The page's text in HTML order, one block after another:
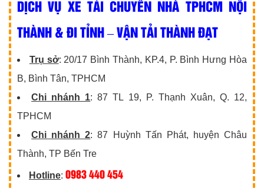
DỊCH VỤ XE TẢI CHUYỂN NHÀ TPHCM NỘI
THÀNH & ĐI TỈNH – VẬN TẢI THÀNH ĐẠT
Trụ sở: 20/17 Bình Thành, KP.4, P. Bình Hưng Hòa
B, Bình Tân, TPHCM
Chi nhánh 1: 87 TL 19, P. Thạnh Xuân, Q. 12,
TPHCM
Chi nhánh 2: 87 Huỳnh Tấn Phát, huyện Châu
Thành, TP Bến Tre
Hotline: 0983 440 454